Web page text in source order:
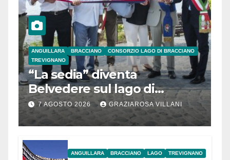
ANGUILLARA BRACCIANO
CONSORZIO LAGO DI BRACCIANO
TREVIGNANO
“La sedia” diventa
Belvedere sul lago di
Bracciano: ieri
l’inaugurazione
7 AGOSTO 2026 GRAZIAROSA VILLANI
ANGUILLARA BRACCIANO LAGO TREVIGNANO